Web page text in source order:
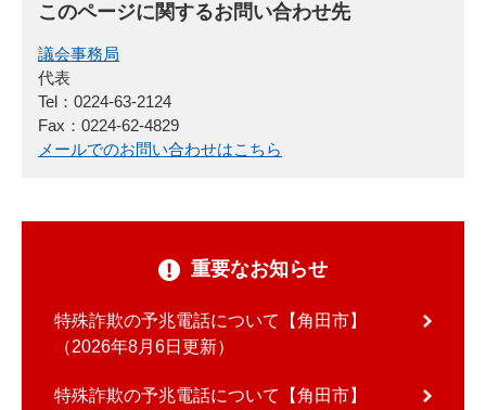
このページに関するお問い合わせ先
議会事務局
代表
Tel：0224-63-2124
Fax：0224-62-4829
メールでのお問い合わせはこちら
重要なお知らせ
特殊詐欺の予兆電話について【角田市】
2026年8月6日更新
特殊詐欺の予兆電話について【角田市】